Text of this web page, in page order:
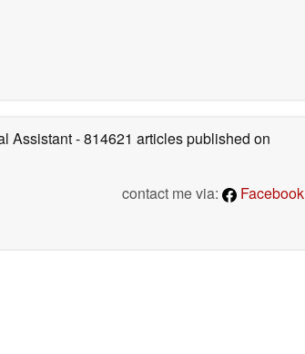
Assistant- 814621 articles published on
contact me via:
Facebook